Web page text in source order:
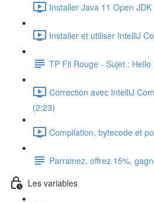
Installer Java 11 Open
Installer et utiliser IntelliJ
TP Fil Rouge - Sujet : Hello
Correction avec IntelliJ
(2:23)
Compilation, bytecode et
Parrainez, offrez 15%,
Les variables